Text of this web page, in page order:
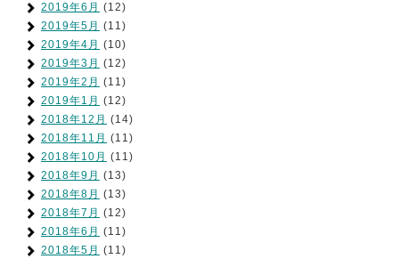
2019年6月 (12)
2019年5月 (11)
2019年4月 (10)
2019年3月 (12)
2019年2月 (11)
2019年1月 (12)
2018年12月 (14)
2018年11月 (11)
2018年10月 (11)
2018年9月 (13)
2018年8月 (13)
2018年7月 (12)
2018年6月 (11)
2018年5月 (11)